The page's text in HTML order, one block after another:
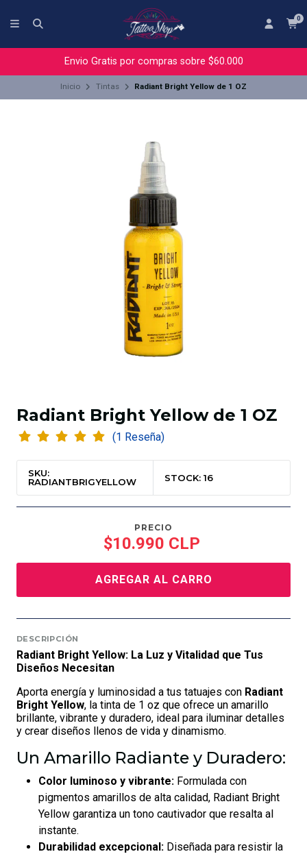
0
Envio Gratis por compras sobre $60.000
Inicio Tintas Radiant Bright Yellow de 1 OZ
Radiant Bright Yellow de 1 OZ
(1 Reseña)
SKU:
RADIANTBRIGYELLOW
STOCK: 16
PRECIO
$10.990 CLP
AGREGAR AL CARRO
DESCRIPCIÓN
Radiant Bright Yellow: La Luz y Vitalidad que Tus
Diseños Necesitan
Aporta energía y luminosidad a tus tatuajes con Radiant
Bright Yellow, la tinta de 1 oz que ofrece un amarillo
brillante, vibrante y duradero, ideal para iluminar detalles
y crear diseños llenos de vida y dinamismo.
Un Amarillo Radiante y Duradero:
Color luminoso y vibrante: Formulada con
pigmentos amarillos de alta calidad, Radiant Bright
Yellow garantiza un tono cautivador que resalta al
instante.
Durabilidad excepcional: Diseñada para resistir la